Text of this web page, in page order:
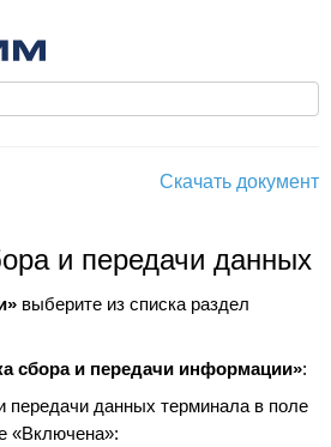
Скачать документ
и передачи данных
выберите из списка раздел
сбора и передачи информации»:
передачи данных терминала в поле
«Включена»: